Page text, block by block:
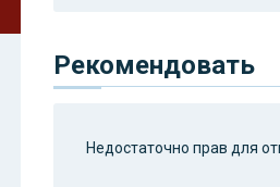
Рекомендовать
Недостаточно прав для